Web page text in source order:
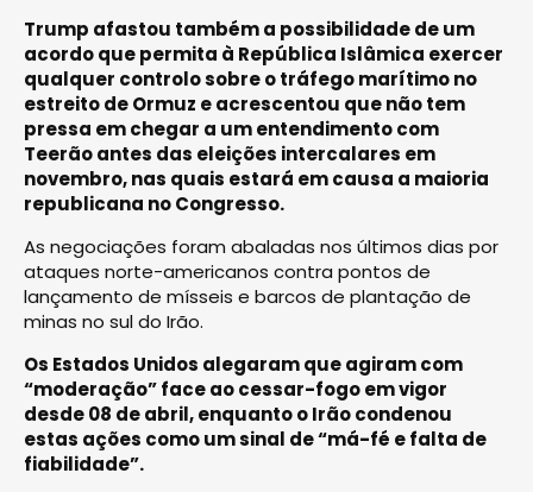
Trump afastou também a possibilidade de um
acordo que permita à República Islâmica exercer
qualquer controlo sobre o tráfego marítimo no
estreito de Ormuz e acrescentou que não tem
pressa em chegar a um entendimento com
Teerão antes das eleições intercalares em
novembro, nas quais estará em causa a maioria
republicana no Congresso.
As negociações foram abaladas nos últimos dias por
ataques norte-americanos contra pontos de
lançamento de mísseis e barcos de plantação de
minas no sul do Irão.
Os Estados Unidos alegaram que agiram com
“moderação” face ao cessar-fogo em vigor
desde 08 de abril, enquanto o Irão condenou
estas ações como um sinal de “má-fé e falta de
fiabilidade”.